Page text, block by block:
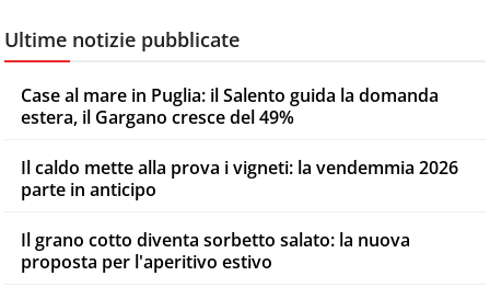
Ultime notizie pubblicate
Case al mare in Puglia: il Salento guida la domanda
estera, il Gargano cresce del 49%
Il caldo mette alla prova i vigneti: la vendemmia 2026
parte in anticipo
Il grano cotto diventa sorbetto salato: la nuova
proposta per l'aperitivo estivo